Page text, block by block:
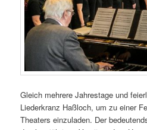
Gleich mehrere Jahrestage und
Liederkranz Haßloch, um zu einer
Theaters einzuladen. Der